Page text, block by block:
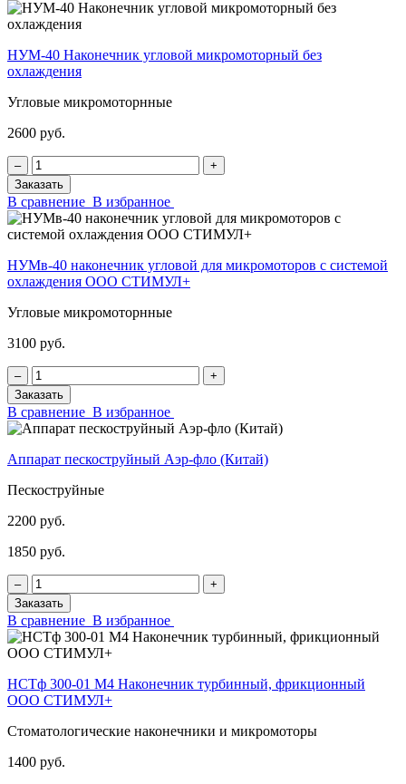
НУМ-40 Наконечник угловой микромоторный без
охлаждения
Угловые микромоторнные
2600 руб.
‒
+
Заказать
В сравнение В избранное
НУМв-40 наконечник угловой для микромоторов с системой
охлаждения ООО СТИМУЛ+
Угловые микромоторнные
3100 руб.
‒
+
Заказать
В сравнение В избранное
Аппарат пескоструйный Аэр-фло (Китай)
Пескоструйные
2200 руб.
1850 руб.
‒
+
Заказать
В сравнение В избранное
НСТф 300-01 М4 Наконечник турбинный, фрикционный
ООО СТИМУЛ+
Стоматологические наконечники и микромоторы
1400 руб.